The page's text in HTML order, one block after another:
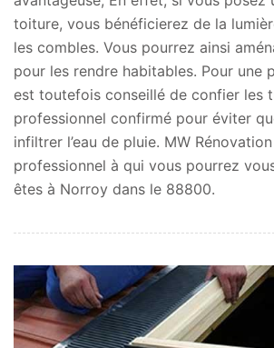
toiture, vous bénéficierez de la
les combles. Vous pourrez ainsi
pour les rendre habitables. Pour une
est toutefois conseillé de confier les
professionnel confirmé pour éviter
infiltrer l’eau de pluie. MW
professionnel à qui vous pourrez
êtes à Norroy dans le 88800.